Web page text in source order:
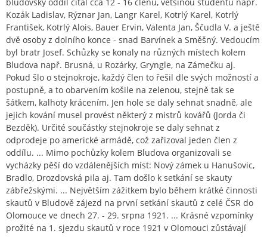
Kozák Ladislav, Rýznar Jan, Langr Karel, Kotrlý Karel, Kotrlý
František, Kotrlý Alois, Bauer Ervin, Valenta Jan, Ščudla V. a ještě
dvě osoby z dolního konce - snad Barvínek a Směšný. Vedoucím
byl bratr Josef. Schůzky se konaly na různých místech kolem
Bludova např. Brusná, u Rozárky, Gryngle, na Zámečku aj.
Pokud šlo o stejnokroje, každý člen to řešil dle svých možností a
postupně, a to obarvením košile na zelenou, stejně tak se
šátkem, kalhoty krácením. Jen hole se daly sehnat snadně, ale
jejich kování musel provést některý z mistrů kovářů (Jorda či
Bezděk). Určité součástky stejnokroje se daly sehnat z
odprodeje po americké armádě, což zařizoval jeden člen z
oddílu. ... Mimo pochůzky kolem Bludova organizovali se
vycházky pěší do vzdálenějších míst: Nový zámek u Hanušovic,
Bradlo, Drozdovská pila aj. Tam došlo k setkání se skauty
zábřežskými. ... Největším zážitkem bylo během krátké činnosti
skautů v Bludově zájezd na první setkání skautů z celé ČSR do
Olomouce ve dnech 27. - 29. srpna 1921. ... Krásné vzpomínky
prožité na 1. sjezdu skautů v roce 1921 v Olomouci zůstávají